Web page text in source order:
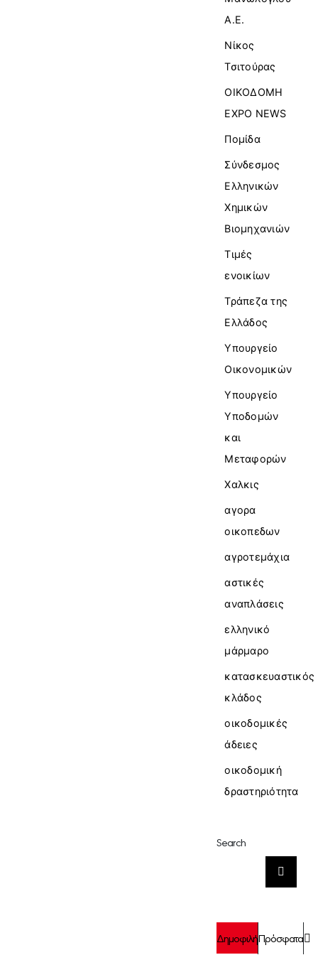
Α.Ε.
Νίκος
Τσιτούρας
ΟΙΚΟΔΟΜΗ
EXPO NEWS
Πομίδα
Σύνδεσμος
Ελληνικών
Χημικών
Βιομηχανιών
Τιμές
ενοικίων
Τράπεζα της
Ελλάδος
Υπουργείο
Οικονομικών
Υπουργείο
Υποδομών
και
Μεταφορών
Χαλκις
αγορα
οικοπεδων
αγροτεμάχια
αστικές
αναπλάσεις
ελληνικό
μάρμαρο
κατασκευαστικός
κλάδος
οικοδομικές
άδειες
οικοδομική
δραστηριότητα
Search
Αναζήτηση
ΔημοφιλήΠρόσφατα